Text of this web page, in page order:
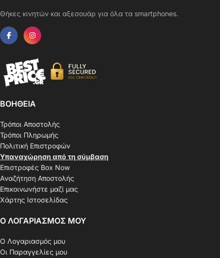
Θήκες κινητών και αξεσουάρ για όλα τα smartphones.
ΒΟΗΘΕΙΑ
Τρόποι Αποστολής
Τρόποι Πληρωμής
Πολιτική Επιστροφών
Υπαναχώρηση από τη σύμβαση
Επιστροφές Box Now
Αναζήτηση Αποστολής
Επικοινωνήστε μαζί μας
Χάρτης Ιστοσελίδας
Ο ΛΟΓΑΡΙΑΣΜΟΣ ΜΟΥ
Ο Λογαριασμός μου
Οι Παραγγελίες μου